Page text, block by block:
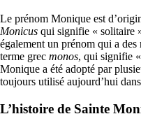
Le prénom Monique est
Monicus qui signifie « solitaire
également un prénom qui a des
terme grec monos, qui signifie
Monique a été adopté par
toujours utilisé aujourd’hui
L’histoire de Sainte